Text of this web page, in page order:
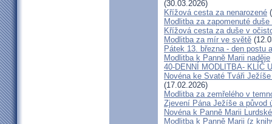
(30.03.2026)
Křížová cesta za nenarozené
Modlitba za zapomenuté
Křížová cesta za duše v
Modlitba za mír ve světě
Pátek 13. března - den postu
Modlitba k Panně Marii naděje
40-DENNÍ MODLITBA- KLÍČ
Novéna ke Svaté Tváři
(17.02.2026)
Modlitba za zemřelého v
Zjevení Pána Ježíše a původ
Novéna k Panně Marii Lurdské
Modlitba k Panně Marii (z